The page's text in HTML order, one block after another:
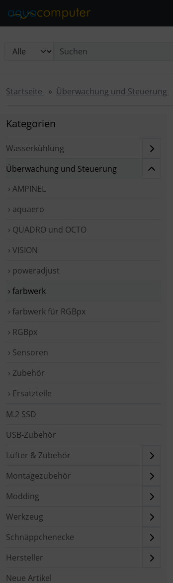
Startseite Überwachung und Steuerung
Kategorien
Wasserkühlung
Überwachung und Steuerung
› AMPINEL
› aquaero
› QUADRO und OCTO
› VISION
› poweradjust
› farbwerk
› farbwerk für RGBpx
› RGBpx
› Sensoren
› Zubehör
› Ersatzteile
M.2 SSD
USB-Zubehör
Lüfter & Zubehör
Montagezubehör
Modding
Werkzeug
Schnäppchenecke
Hersteller
Neue Artikel